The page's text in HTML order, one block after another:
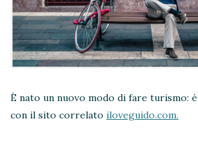
È nato un nuovo modo di fare turismo: è
con il sito correlato iloveguido.com.